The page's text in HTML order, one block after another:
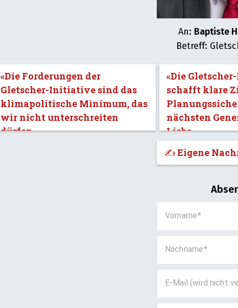
An: Baptiste
Betreff:
«Die Forderungen der
Gletscher-Initiative sind das
klimapolitische Minimum, das
wir nicht unterschreiten
dürfen.»
«Die
schafft klare
nächsten
Liebe.»
✍️ Eigene
Vorname
Nachname
E-Mail (wird nicht